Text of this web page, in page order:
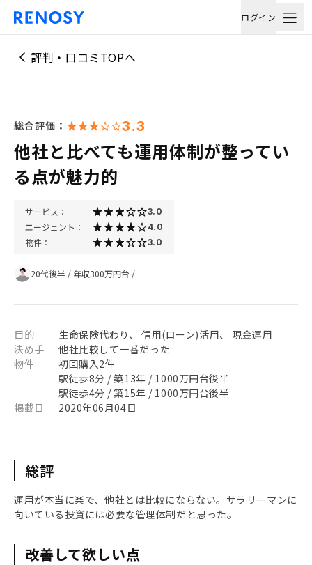
ログイン
評判・口コミTOPへ
総合評価： 3.3
他社と比べても運用体制が整ってい
る点が魅力的
サービス： 3.0
エージェント： 4.0
物件： 3.0
20代後半 / 年収300万円台 /
目的
生命保険代わり、 信用(ローン)活用、 現金運用
決め手
他社比較して一番だった
物件
初回購入2件
駅徒歩8分 / 築13年 / 1000万円台後半
駅徒歩4分 / 築15年 / 1000万円台後半
掲載日
2020年06月04日
総評
運用が本当に楽で、他社とは比較にならない。サラリーマンに
向いている投資には必要な管理体制だと思った。
改善して欲しい点